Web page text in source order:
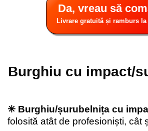
Da, vreau să
Livrare gratuită și ramburs
Burghiu cu impact/
✳️ Burghiu/șurubelnița cu
folosită atât de profesioniști, cât